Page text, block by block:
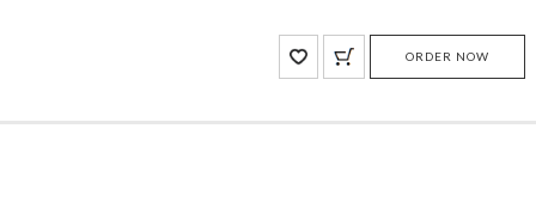
ORDER NOW